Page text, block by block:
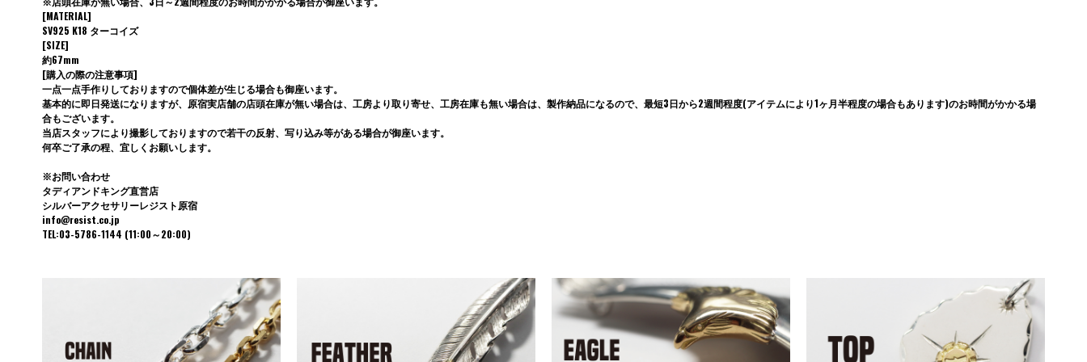
[MATERIAL]
SV925 K18 ターコイズ
[SIZE]
約67mm
[購入の際の注意事項]
一点一点手作りしておりますので個体差が生じる場合も御座います。
基本的に即日発送になりますが、原宿実店舗の店頭在庫が無い場合は、工房より取り寄せ、工房在庫も無い場合は、製作納品になるので、最短3日から2週間程度(アイテムにより1ヶ月半程度の場合もあります)のお時間がかかる場
合もございます。
当店スタッフにより撮影しておりますので若干の反射、写り込み等がある場合が御座います。
何卒ご了承の程、宜しくお願いします。
※お問い合わせ
タディアンドキング直営店
シルバーアクセサリーレジスト原宿
info@resist.co.jp
TEL:03-5786-1144 (11:00～20:00)